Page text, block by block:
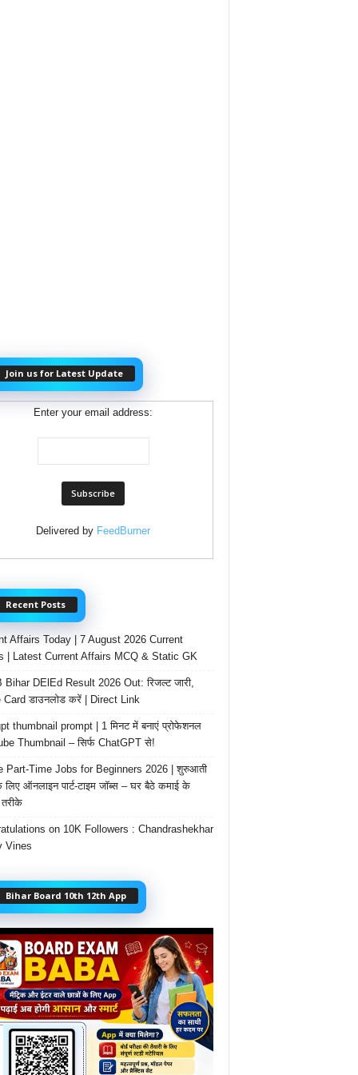
Join us for Latest Update
Enter your email address:
Delivered by FeedBurner
Recent Posts
Affairs Today | 7 August 2026 Current
| Latest Current Affairs MCQ & Static GK
Bihar DElEd Result 2026 Out: रिजल्ट जारी,
Card डाउनलोड करें | Direct Link
thumbnail prompt | 1 मिनट में बनाएं प्रोफेशनल
Thumbnail – सिर्फ ChatGPT से!
Part-Time Jobs for Beginners 2026 | शुरुआती
लिए ऑनलाइन पार्ट-टाइम जॉब्स – घर बैठे कमाई के
on 10K Followers : Chandrashekhar
Vines
Bihar Board 10th 12th App